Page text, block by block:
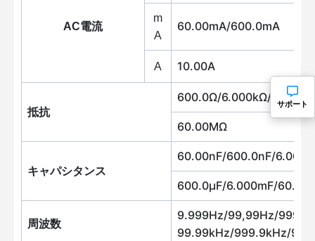
AC電流
m
A
60.00mA/600.0mA
A 10.00A
抵抗
600.0Ω/6.000kΩ/
60.00MΩ
キャパシタンス
60.00nF/600.0nF/
600.0μF/6.000mF/
周波数
9.999Hz/99,99Hz/
99.99kHz/999.9kHz/
サポート